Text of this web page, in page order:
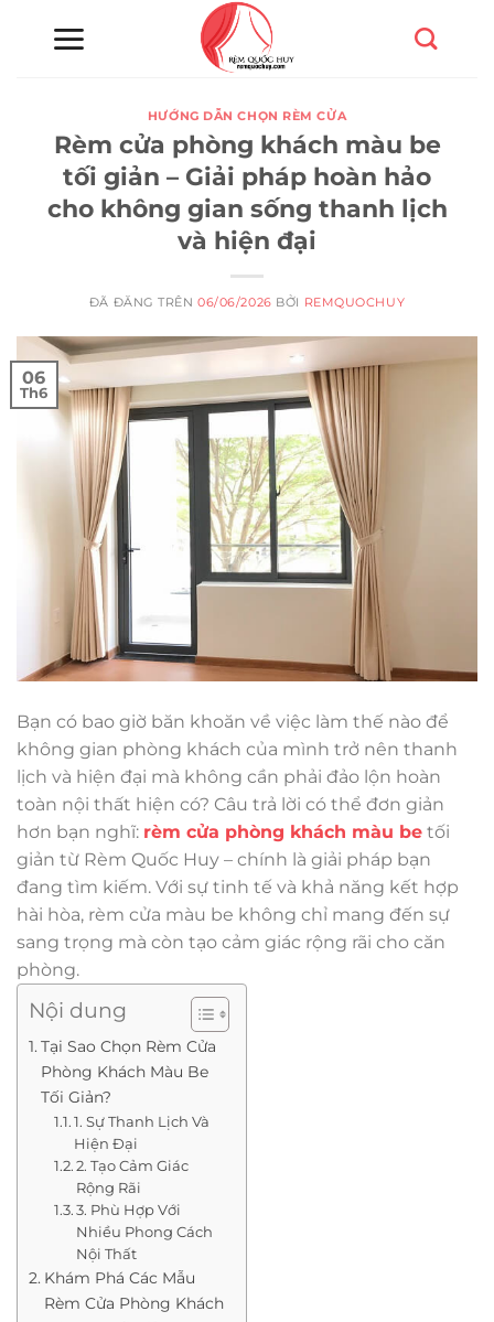
HƯỚNG DẪN CHỌN RÈM CỬA
Rèm cửa phòng khách màu be
tối giản – Giải pháp hoàn hảo
cho không gian sống thanh lịch
và hiện đại
ĐÃ ĐĂNG TRÊN06/06/2026 BỞI REMQUOCHUY
06
Th6
Bạn có bao giờ băn khoăn về việc làm thế nào để
không gian phòng khách của mình trở nên thanh
lịch và hiện đại mà không cần phải đảo lộn hoàn
toàn nội thất hiện có? Câu trả lời có thể đơn giản
hơn bạn nghĩ: rèm cửa phòng khách màu be tối
giản từ Rèm Quốc Huy – chính là giải pháp bạn
đang tìm kiếm. Với sự tinh tế và khả năng kết hợp
hài hòa, rèm cửa màu be không chỉ mang đến sự
sang trọng mà còn tạo cảm giác rộng rãi cho căn
phòng.
Nội dung
Tại Sao Chọn Rèm Cửa
Phòng Khách Màu Be
Tối Giản?
1. Sự Thanh Lịch Và
Hiện Đại
2. Tạo Cảm Giác
Rộng Rãi
3. Phù Hợp Với
Nhiều Phong Cách
Nội Thất
Khám Phá Các Mẫu
Rèm Cửa Phòng Khách